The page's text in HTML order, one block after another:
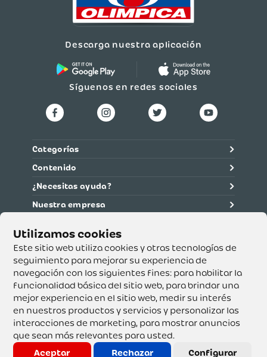
Este sitio web utiliza cookies y otras tecnologías de
seguimiento para mejorar su experiencia de
navegación con los siguientes fines: para habilitar la
funcionalidad básica del sitio web, para brindar una
mejor experiencia en el sitio web, medir su interés
en nuestros productos y servicios y personalizar las
interacciones de marketing, para mostrar anuncios
que sean más relevantes para usted.
Aceptar
Rechazar Configurar
Descarga nuestra aplicación
Síguenos en redes sociales
Categorías
Contenido
¿Necesitas ayuda?
Nuestra empresa
Supertiendas y Drogería Olímpica S.A. - Nit 890.107.487 -
Dirección de notificación: Calle 53 No. 46-192 local 3-01
Teléfono: 3232540999 - Correo:
servicioalcliente@olimpica.com.co
Copyright o Actualización 2023 OLÍMPICA S.A. Derechos
Reservados.